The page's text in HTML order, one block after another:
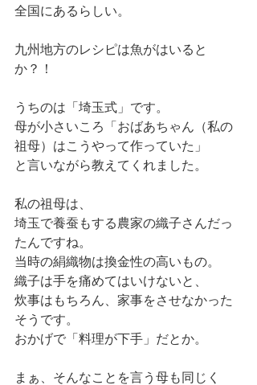
全国にあるらしい。
九州地方のレシピは魚がはいると
か？！
うちのは「埼玉式」です。
母が小さいころ「おばあちゃん（私の
祖母）はこうやって作っていた」
と言いながら教えてくれました。
私の祖母は、
埼玉で養蚕もする農家の織子さんだっ
たんですね。
当時の絹織物は換金性の高いもの。
織子は手を痛めてはいけないと、
炊事はもちろん、家事をさせなかった
そうです。
おかげで「料理が下手」だとか。
まぁ、そんなことを言う母も同じく